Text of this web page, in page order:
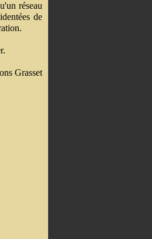
réseau
de
Grasset